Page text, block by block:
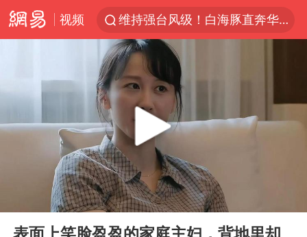
视频
维持强台风级！白海豚直奔华东沿海
印度暴发金迪普拉病毒
美国退回1000亿美元关税
“事业单位招聘不是人情买卖”
河南试行周五下午弹性离岗
新华社权威快报|我国编制完成新版全月地质图
Play
00:00